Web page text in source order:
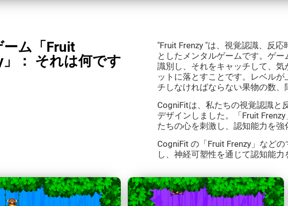
ーム「Fruit
」： それは何です
"Fruit Frenzy "は、視覚認識、反
としたメンタルゲームです。ゲ
識別し、それをキャッチして、
ットに落とすことです。レベル
チしなければならない果物の数、
CogniFitは、私たちの視覚認識と
デザインしました。「Fruit
たちの心を刺激し、認知能力を強
CogniFit の「Fruit Frenzy」など
し、神経可塑性を通じて認知能力